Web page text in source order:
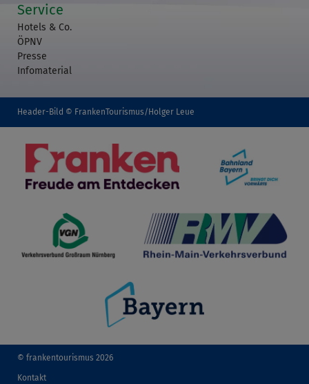
Service
Hotels & Co.
ÖPNV
Presse
Infomaterial
Header-Bild © FrankenTourismus/Holger Leue
© frankentourismus 2026
Kontakt